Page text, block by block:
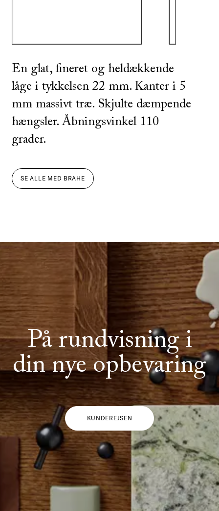
En glat, fineret og heldækkende
låge i tykkelsen 22 mm. Kanter i 5
mm massivt træ. Skjulte dæmpende
hængsler. Åbningsvinkel 110
grader.
SE ALLE MED BRAHE
På rundvisning i
din nye opbevaring
KUNDEREJSEN